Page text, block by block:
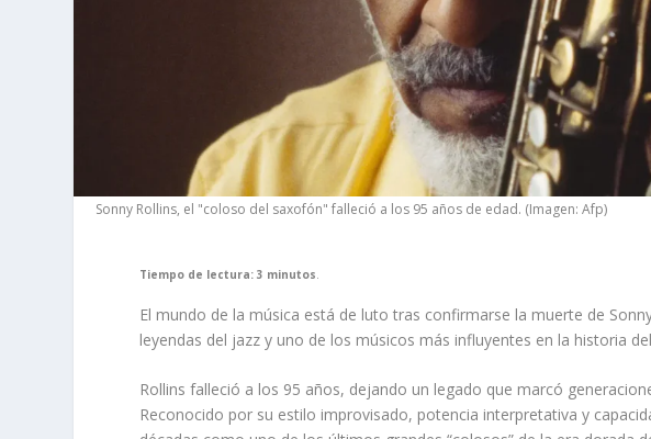
Sonny Rollins, el "coloso del saxofón" falleció a los 95 años de edad. (Imagen: Afp)
Tiempo de lectura: 3 minutos
El mundo de la música está de luto tras confirmarse la muerte de
leyendas del jazz y uno de los músicos más influyentes en la historia
Rollins falleció a los 95 años, dejando un legado que marcó
Reconocido por su estilo improvisado, potencia interpretativa y